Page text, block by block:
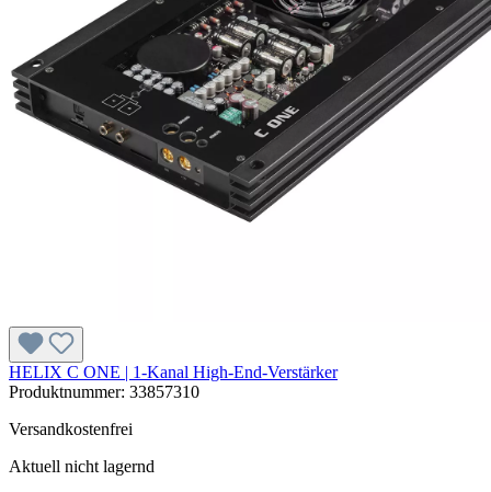
HELIX C ONE | 1-Kanal High-End-Verstärker
Produktnummer: 33857310
Versandkostenfrei
Aktuell nicht lagernd